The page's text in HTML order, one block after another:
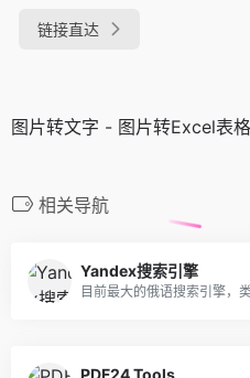
链接直达
图片转文字 - 图片转Excel表
相关导航
Yandex搜索引擎